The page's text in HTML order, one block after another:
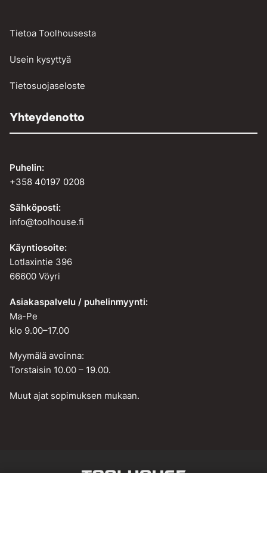
Tietoa Toolhousesta
Usein kysyttyä
Tietosuojaseloste
Yhteydenotto
Puhelin:
+358 40197 0208
Sähköposti:
info@toolhouse.fi
Käyntiosoite:
Lotlaxintie 396
66600 Vöyri
Asiakaspalvelu / puhelinmyynti:
Ma-Pe
klo 9.00–17.00
Myymälä avoinna:
Torstaisin 10.00 – 19.00.
Muut ajat sopimuksen mukaan.